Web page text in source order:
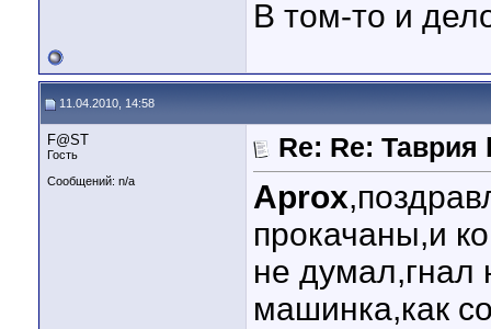
В том-то и
11.04.2010, 14:58
F@ST
Гость
Сообщений: n/a
Re: Re: Таврия
Aprox
прокачаны,и
не думал,гнал
машинка,как